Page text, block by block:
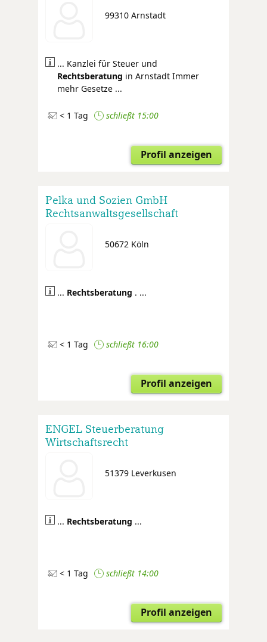
99310 Arnstadt
... Kanzlei für Steuer und
Rechtsberatung in Arnstadt Immer
mehr Gesetze ...
< 1 Tag schließt 15:00
Profil anzeigen
Pelka und Sozien GmbH
Rechtsanwaltsgesellschaft
50672 Köln
... Rechtsberatung . ...
< 1 Tag schließt 16:00
Profil anzeigen
ENGEL Steuerberatung
Wirtschaftsrecht
51379 Leverkusen
... Rechtsberatung ...
< 1 Tag schließt 14:00
Profil anzeigen